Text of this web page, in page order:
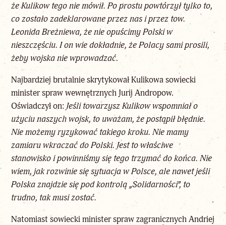
że Kulikow tego nie mówił. Po prostu powtórzył tylko to,
co zostało zadeklarowane przez nas i przez tow.
Leonida Breżniewa, że nie opuścimy Polski w
nieszczęściu. I on wie dokładnie, że Polacy sami prosili,
żeby wojska nie wprowadzać.
Najbardziej brutalnie skrytykował Kulikowa sowiecki
minister spraw wewnętrznych Jurij Andropow.
Oświadczył on: Jeśli towarzysz Kulikow wspomniał o
użyciu naszych wojsk, to uważam, że postąpił błędnie.
Nie możemy ryzykować takiego kroku. Nie mamy
zamiaru wkraczać do Polski. Jest to właściwe
stanowisko i powinniśmy się tego trzymać do końca. Nie
wiem, jak rozwinie się sytuacja w Polsce, ale nawet jeśli
Polska znajdzie się pod kontrolą „Solidarności”, to
trudno, tak musi zostać.
Natomiast sowiecki minister spraw zagranicznych Andriej